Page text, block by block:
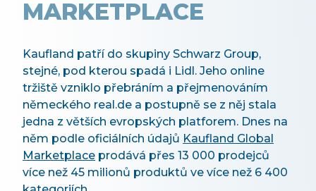
MARKETPLACE
Kaufland patří do skupiny Schwarz Group,
stejné, pod kterou spadá i Lidl. Jeho online
tržiště vzniklo přebráním a přejmenováním
německého real.de a postupně se z něj stala
jedna z větších evropských platforem. Dnes na
něm podle oficiálních údajů Kaufland Global
Marketplace prodává přes 13 000 prodejců
více než 45 milionů produktů ve více než 6 400